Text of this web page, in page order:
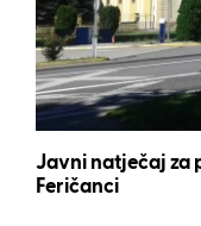
Javni natječaj za
Feričanci